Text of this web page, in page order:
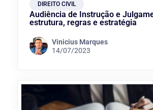
DIREITO CIVIL
Audiência de Instrução e
estrutura, regras e estratégia
Vinicius Marques
14/07/2023